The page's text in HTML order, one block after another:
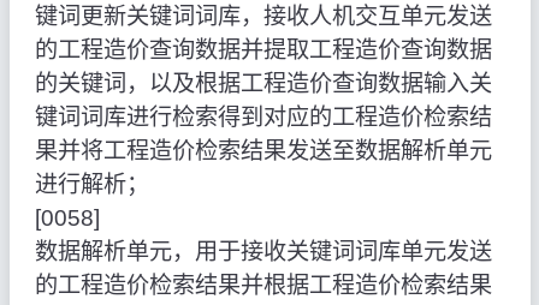
键词更新关键词词库，接收人机交互单元发送
的工程造价查询数据并提取工程造价查询数据
的关键词，以及根据工程造价查询数据输入关
键词词库进行检索得到对应的工程造价检索结
果并将工程造价检索结果发送至数据解析单元
进行解析；
[0058]
数据解析单元，用于接收关键词词库单元发送
的工程造价检索结果并根据工程造价检索结果